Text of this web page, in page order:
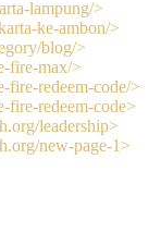
lampung/>
ke-ambon/>
blog/>
fire-max/>
fire-redeem-code/>
fire-redeem-code>
leadership>
new-page-1>